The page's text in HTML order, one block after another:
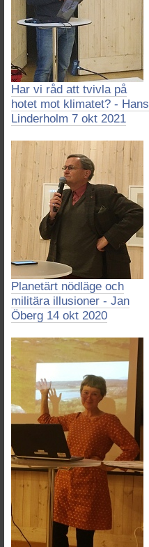
Har vi råd att tvivla på
hotet mot klimatet? - Hans
Linderholm 7 okt 2021
Planetärt nödläge och
militära illusioner - Jan
Öberg 14 okt 2020